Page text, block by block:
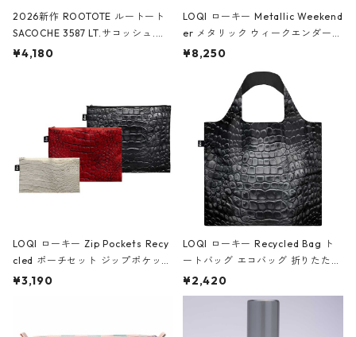
2026新作 ROOTOTE ルートート
SACOCHE 3587 LT.サコッシュ.ル
ミエ-B ショルダーバッグ グロスピ
¥4,180
LOQI ローキー Metallic Weekend
er メタリック ウィークエンダー
ボストンバッグ ショルダーバッグ
Black ジャン=ミッシェル・バスキ
ア/クラウン ブラック
¥8,250
LOQI ローキー Zip Pockets Recy
cled ポーチセット ジップポケット
ファスナーポーチ 撥水加工 トラベ
¥3,190
LOQI ローキー Recycled Bag ト
ートバッグ エコバッグ 折りたたみ
大きめ 撥水加工 収納ポーチ CRO
CODILE/Black クロコダイル/ブラ
¥2,420